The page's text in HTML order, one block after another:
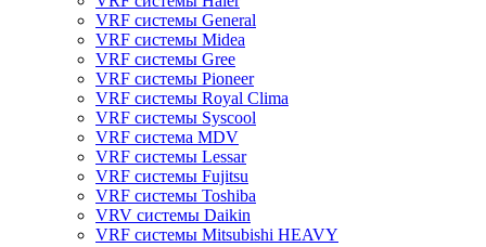
VRF системы General
VRF системы Midea
VRF системы Gree
VRF системы Pioneer
VRF системы Royal Clima
VRF системы Syscool
VRF система MDV
VRF системы Lessar
VRF системы Fujitsu
VRF системы Toshiba
VRV системы Daikin
VRF системы Mitsubishi HEAVY